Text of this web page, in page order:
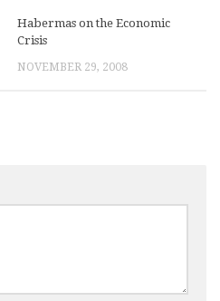
Habermas on the Economic
Crisis
NOVEMBER 29, 2008